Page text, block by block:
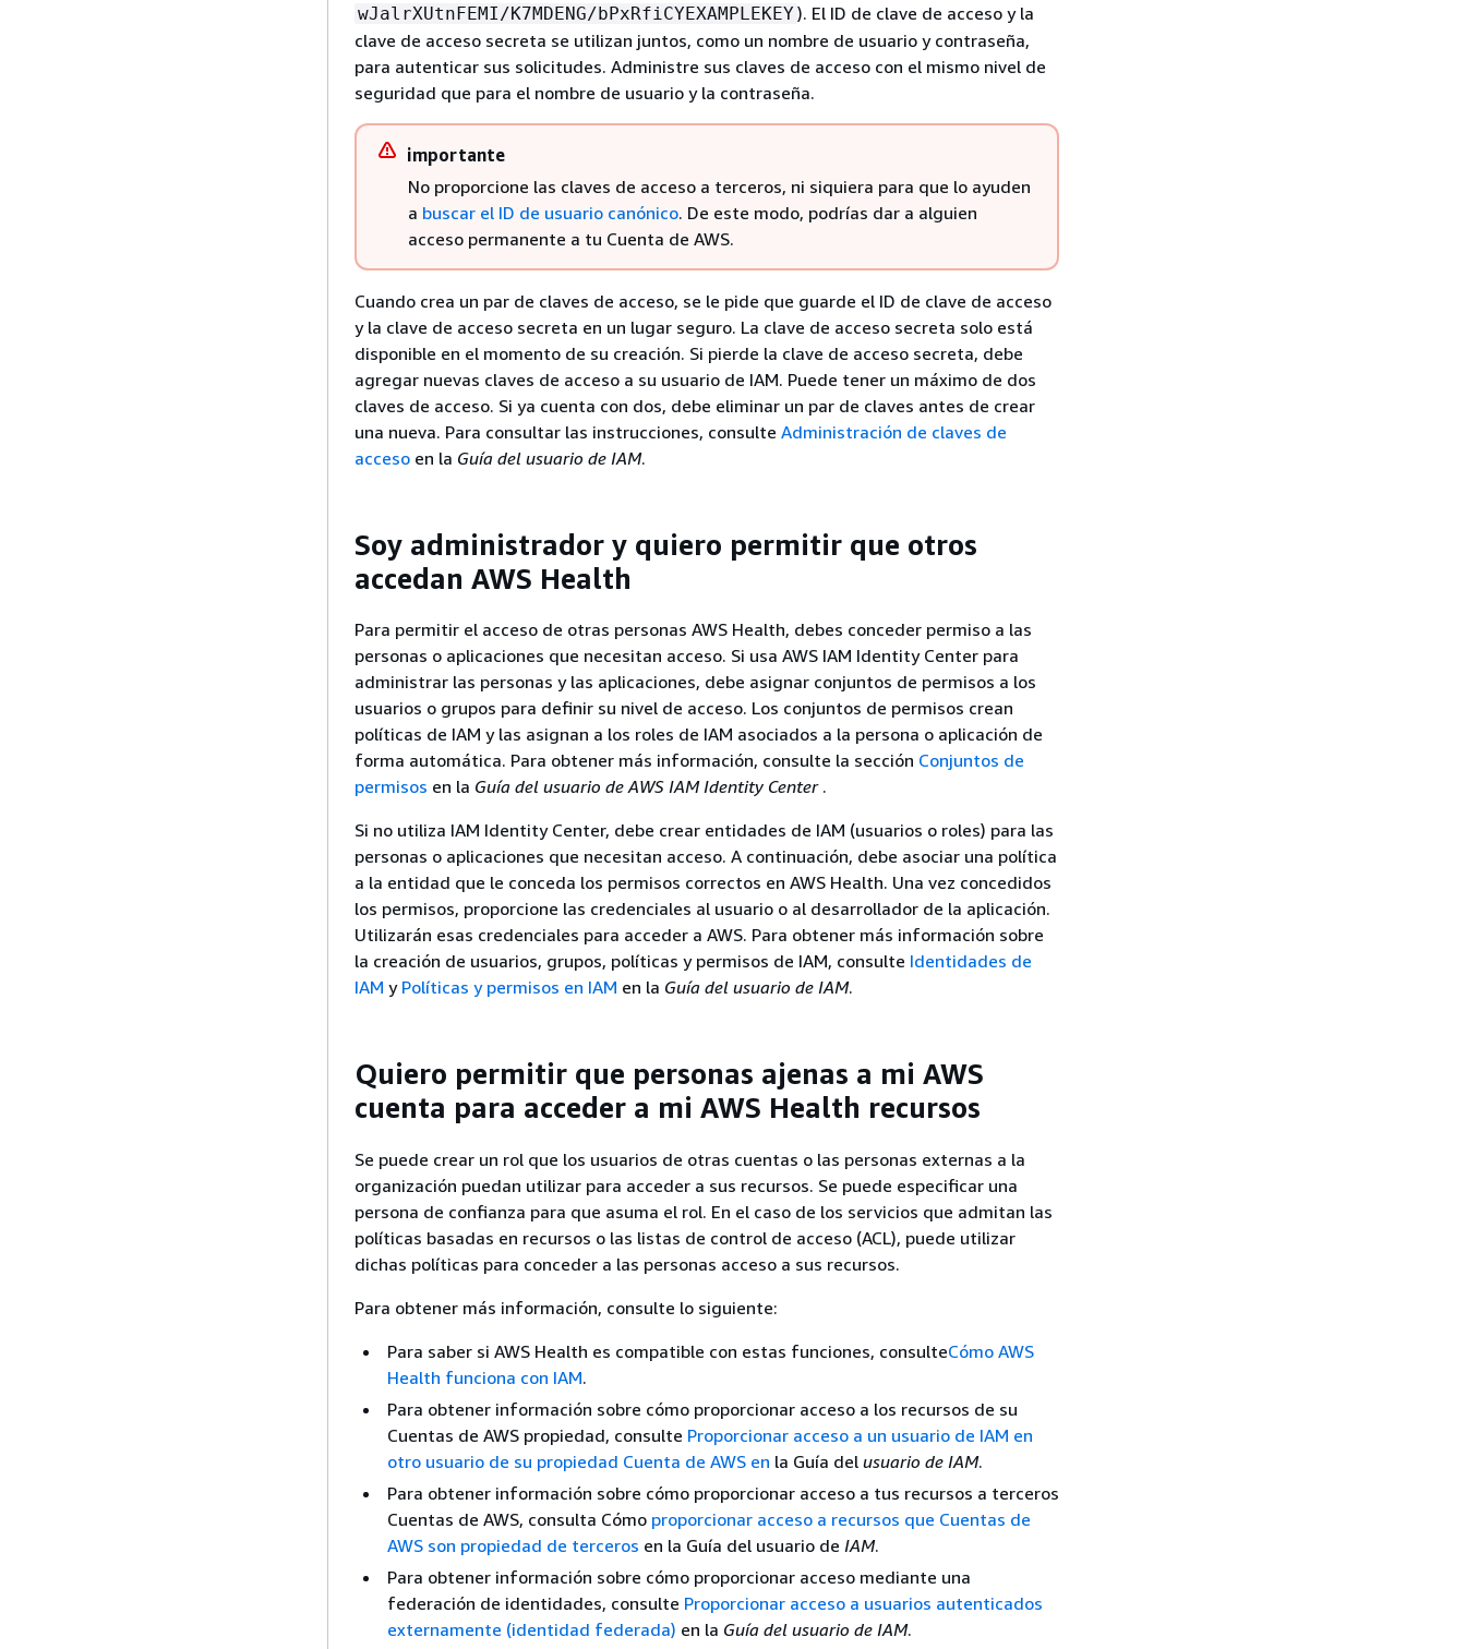
wJalrXUtnFEMI/K7MDENG/bPxRfiCYEXAMPLEKEY). El ID de clave de acceso y la
clave de acceso secreta se utilizan juntos, como un nombre de usuario y contraseña,
para autenticar sus solicitudes. Administre sus claves de acceso con el mismo nivel de
seguridad que para el nombre de usuario y la contraseña.
importante
No proporcione las claves de acceso a terceros, ni siquiera para que lo ayuden
a buscar el ID de usuario canónico. De este modo, podrías dar a alguien
acceso permanente a tu Cuenta de AWS.
Cuando crea un par de claves de acceso, se le pide que guarde el ID de clave de acceso
y la clave de acceso secreta en un lugar seguro. La clave de acceso secreta solo está
disponible en el momento de su creación. Si pierde la clave de acceso secreta, debe
agregar nuevas claves de acceso a su usuario de IAM. Puede tener un máximo de dos
claves de acceso. Si ya cuenta con dos, debe eliminar un par de claves antes de crear
una nueva. Para consultar las instrucciones, consulte Administración de claves de
acceso en la Guía del usuario de IAM.
Soy administrador y quiero permitir que otros
accedan AWS Health
Para permitir el acceso de otras personas AWS Health, debes conceder permiso a las
personas o aplicaciones que necesitan acceso. Si usa AWS IAM Identity Center para
administrar las personas y las aplicaciones, debe asignar conjuntos de permisos a los
usuarios o grupos para definir su nivel de acceso. Los conjuntos de permisos crean
políticas de IAM y las asignan a los roles de IAM asociados a la persona o aplicación de
forma automática. Para obtener más información, consulte la sección Conjuntos de
permisos en la Guía del usuario de AWS IAM Identity Center .
Si no utiliza IAM Identity Center, debe crear entidades de IAM (usuarios o roles) para las
personas o aplicaciones que necesitan acceso. A continuación, debe asociar una política
a la entidad que le conceda los permisos correctos en AWS Health. Una vez concedidos
los permisos, proporcione las credenciales al usuario o al desarrollador de la aplicación.
Utilizarán esas credenciales para acceder a AWS. Para obtener más información sobre
la creación de usuarios, grupos, políticas y permisos de IAM, consulte Identidades de
IAM y Políticas y permisos en IAM en la Guía del usuario de IAM.
Quiero permitir que personas ajenas a mi AWS
cuenta para acceder a mi AWS Health recursos
Se puede crear un rol que los usuarios de otras cuentas o las personas externas a la
organización puedan utilizar para acceder a sus recursos. Se puede especificar una
persona de confianza para que asuma el rol. En el caso de los servicios que admitan las
políticas basadas en recursos o las listas de control de acceso (ACL), puede utilizar
dichas políticas para conceder a las personas acceso a sus recursos.
Para obtener más información, consulte lo siguiente:
Para saber si AWS Health es compatible con estas funciones, consulteCómo AWS
Health funciona con IAM.
Para obtener información sobre cómo proporcionar acceso a los recursos de su
Cuentas de AWS propiedad, consulte Proporcionar acceso a un usuario de IAM en
otro usuario de su propiedad Cuenta de AWS en la Guía del usuario de IAM.
Para obtener información sobre cómo proporcionar acceso a tus recursos a terceros
Cuentas de AWS, consulta Cómo proporcionar acceso a recursos que Cuentas de
AWS son propiedad de terceros en la Guía del usuario de IAM.
Para obtener información sobre cómo proporcionar acceso mediante una
federación de identidades, consulte Proporcionar acceso a usuarios autenticados
externamente (identidad federada) en la Guía del usuario de IAM.